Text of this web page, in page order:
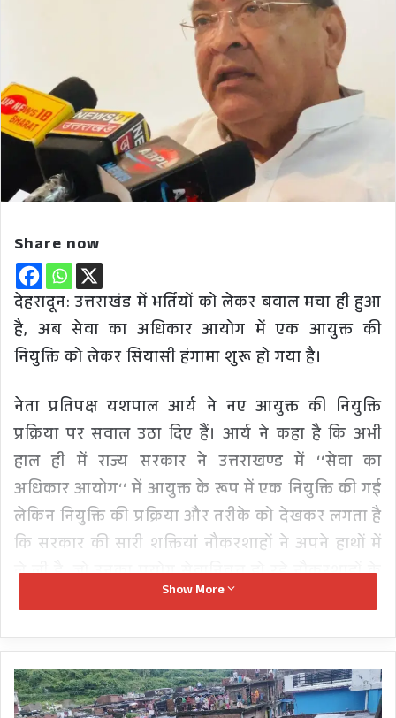
Share now
देहरादून: उत्तराखंड में भर्तियों को लेकर बवाल मचा ही हुआ
है, अब सेवा का अधिकार आयोग में एक आयुक्त की
नियुक्ति को लेकर सियासी हंगामा शुरू हो गया है।
नेता प्रतिपक्ष यशपाल आर्य ने नए आयुक्त की नियुक्ति
प्रक्रिया पर सवाल उठा दिए हैं। आर्य ने कहा है कि अभी
हाल ही में राज्य सरकार ने उत्तराखण्ड में ‘‘सेवा का
अधिकार आयोग‘‘ में आयुक्त के रूप में एक नियुक्ति की गई
लेकिन नियुक्ति की प्रक्रिया और तरीके को देखकर लगता है
कि सरकार की सारी शक्तियां नौकरशाहों ने अपने हाथों में
ले ली है, जो उनका प्रयोग सेवानिवृृत्त हो रहे नौकरशाहों के
हितों को साधने के लिए करते हैं।
नेता प्रतिपक्ष ने आरोप लगाया है कि सेवा का अधिकार
अधिनियम 2011 की धारा 13(1) और 2014 के संशोधित
अधिनियम के अनुसार आयोग के मुख्य आयुक्त और
Show More
राजधानी
देहरादून